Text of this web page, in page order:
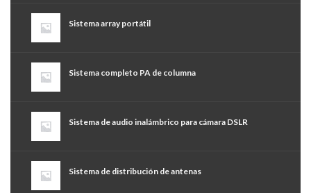
Sistema array portátil
Sistema completo PA de columna
Sistema de audio inalámbrico para cámara DSLR
Sistema de distribución de antenas